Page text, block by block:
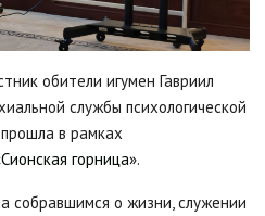
обители игумен Гавриил
службы психологической
в рамках
горница».
собравшимся о жизни, служении